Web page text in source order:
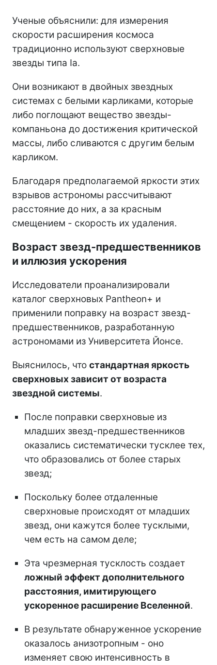
Ученые объяснили: для измерения
скорости расширения космоса
традиционно используют сверхновые
звезды типа Ia.
Они возникают в двойных звездных
системах с белыми карликами, которые
либо поглощают вещество звезды-
компаньона до достижения критической
массы, либо сливаются с другим белым
карликом.
Благодаря предполагаемой яркости этих
взрывов астрономы рассчитывают
расстояние до них, а за красным
смещением - скорость их удаления.
Возраст звезд-предшественников
и иллюзия ускорения
Исследователи проанализировали
каталог сверхновых Pantheon+ и
применили поправку на возраст звезд-
предшественников, разработанную
астрономами из Университета Йонсе.
Выяснилось, что стандартная яркость
сверхновых зависит от возраста
звездной системы.
После поправки сверхновые из
младших звезд-предшественников
оказались систематически тусклее тех,
что образовались от более старых
звезд;
Поскольку более отдаленные
сверхновые происходят от младших
звезд, они кажутся более тусклыми,
чем есть на самом деле;
Эта чрезмерная тусклость создает
ложный эффект дополнительного
расстояния, имитирующего
ускоренное расширение Вселенной.
В результате обнаруженное ускорение
оказалось анизотропным - оно
изменяет свою интенсивность в